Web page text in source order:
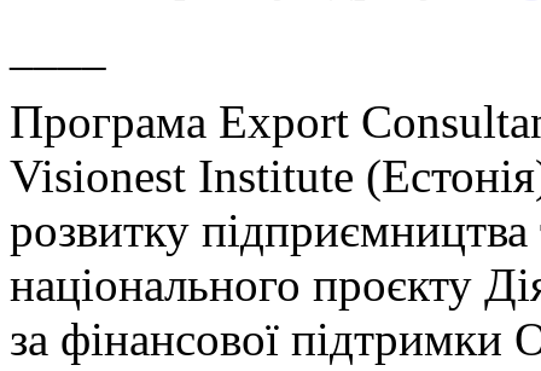
Програма Export
Visionest Institute
розвитку
національного проєкту
за фінансової